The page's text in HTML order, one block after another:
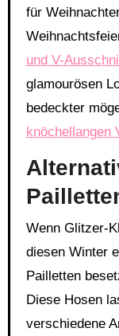
für
und V-
glamourösen
bedeckter
knöchellangen
Wenn Glitzer-
diesen Winter
Pailletten
Diese Hosen
verschiedene